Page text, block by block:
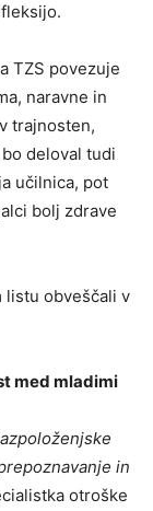
TZS povezuje
naravne in
trajnosten,
deloval tudi
učilnica, pot
bolj zdrave
listu obveščali v
med mladimi
in
otroške